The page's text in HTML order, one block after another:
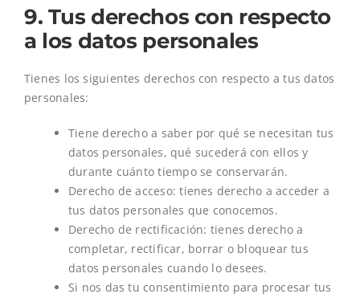
9. Tus derechos con respecto
a los datos personales
Tienes los siguientes derechos con respecto a tus datos
personales:
Tiene derecho a saber por qué se necesitan tus
datos personales, qué sucederá con ellos y
durante cuánto tiempo se conservarán.
Derecho de acceso: tienes derecho a acceder a
tus datos personales que conocemos.
Derecho de rectificación: tienes derecho a
completar, rectificar, borrar o bloquear tus
datos personales cuando lo desees.
Si nos das tu consentimiento para procesar tus